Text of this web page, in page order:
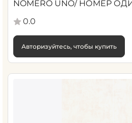
NOMERO UNO/ НОМЕР
0.0
Авторизуйтесь, чтобы купить